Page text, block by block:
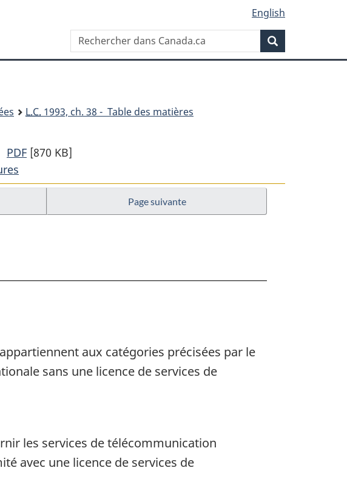
English
Rechercher
dans
Canada.ca
L.C. 1993, ch. 38 - Table des matières
PDF Texte
:
[870 KB]
Page suivante
aux catégories précisées par le
sans une licence de services de
les services de télécommunication
avec une licence de services de